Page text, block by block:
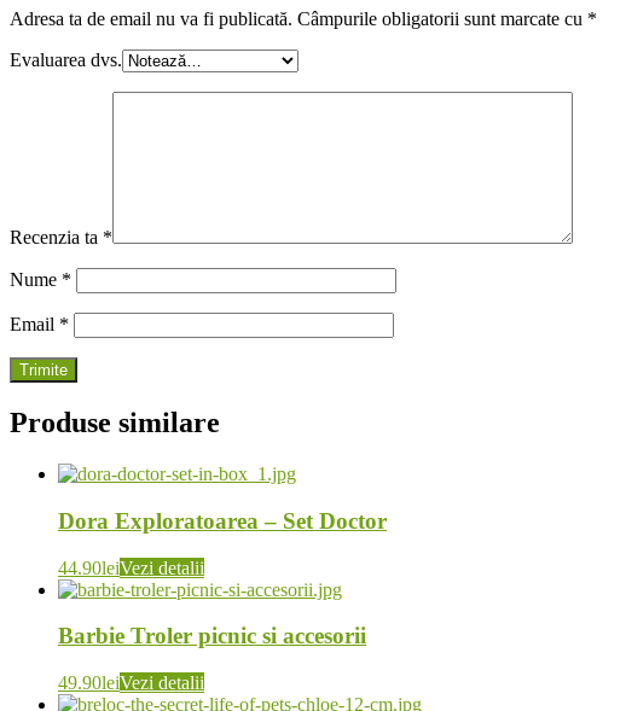
Adresa ta de email nu va fi publicată. Câmpurile obligatorii sunt marcate cu *
Evaluarea dvs.
Recenzia ta *
Nume *
Email *
Produse similare
Dora Exploratoarea – Set Doctor
44.90leiVezi detalii
Barbie Troler picnic si accesorii
49.90leiVezi detalii